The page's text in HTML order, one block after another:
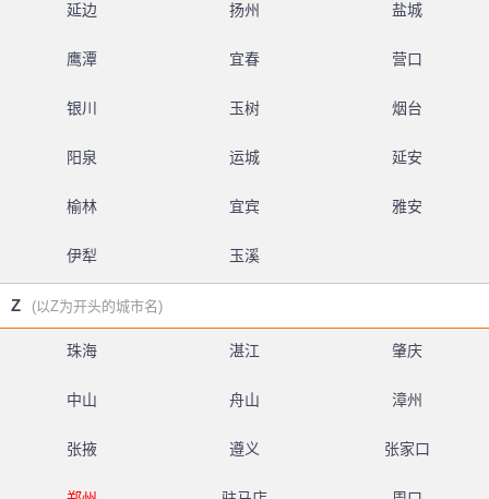
延边 扬州 盐城
鹰潭 宜春 营口
银川 玉树 烟台
阳泉 运城 延安
榆林 宜宾 雅安
伊犁 玉溪
Z (以Z为开头的城市名)
珠海 湛江 肇庆
中山 舟山 漳州
张掖 遵义 张家口